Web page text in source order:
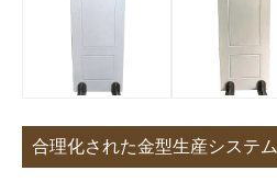
合理化された金型生産システム